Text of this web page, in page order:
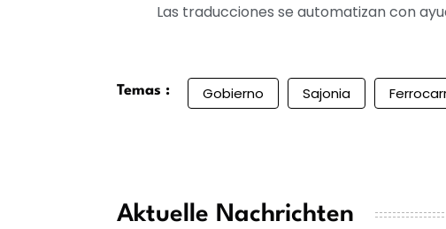
Las traducciones se automatizan con
Temas : Gobierno Sajonia
Aktuelle Nachrichten